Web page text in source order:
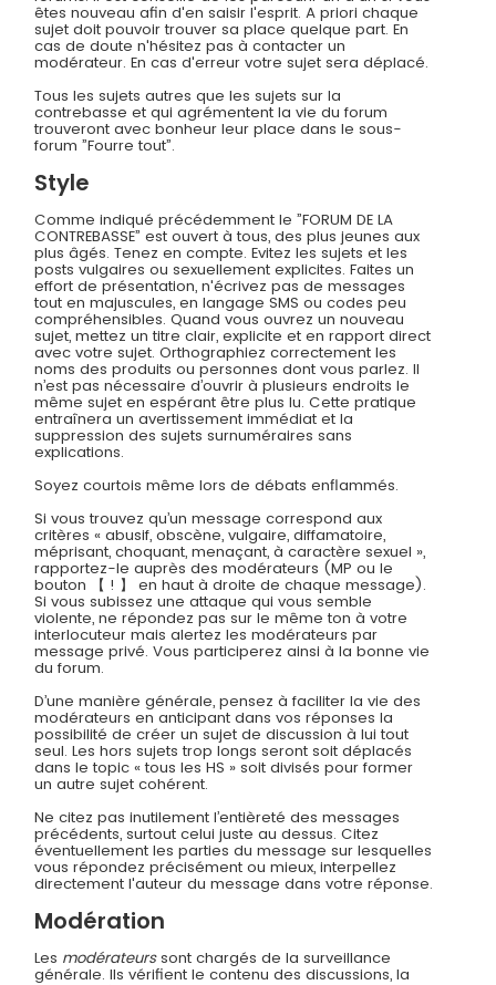
êtes nouveau afin d'en saisir l'esprit. A priori chaque
sujet doit pouvoir trouver sa place quelque part. En
cas de doute n'hésitez pas à contacter un
modérateur. En cas d'erreur votre sujet sera déplacé.
Tous les sujets autres que les sujets sur la
contrebasse et qui agrémentent la vie du forum
trouveront avec bonheur leur place dans le sous-
forum ”Fourre tout”.
Style
Comme indiqué précédemment le ”FORUM DE LA
CONTREBASSE” est ouvert à tous, des plus jeunes aux
plus âgés. Tenez en compte. Evitez les sujets et les
posts vulgaires ou sexuellement explicites. Faites un
effort de présentation, n'écrivez pas de messages
tout en majuscules, en langage SMS ou codes peu
compréhensibles. Quand vous ouvrez un nouveau
sujet, mettez un titre clair, explicite et en rapport direct
avec votre sujet. Orthographiez correctement les
noms des produits ou personnes dont vous parlez. Il
n’est pas nécessaire d’ouvrir à plusieurs endroits le
même sujet en espérant être plus lu. Cette pratique
entraînera un avertissement immédiat et la
suppression des sujets surnuméraires sans
explications.
Soyez courtois même lors de débats enflammés.
Si vous trouvez qu’un message correspond aux
critères « abusif, obscène, vulgaire, diffamatoire,
méprisant, choquant, menaçant, à caractère sexuel »,
rapportez-le auprès des modérateurs (MP ou le
bouton 【 ! 】 en haut à droite de chaque message).
Si vous subissez une attaque qui vous semble
violente, ne répondez pas sur le même ton à votre
interlocuteur mais alertez les modérateurs par
message privé. Vous participerez ainsi à la bonne vie
du forum.
D’une manière générale, pensez à faciliter la vie des
modérateurs en anticipant dans vos réponses la
possibilité de créer un sujet de discussion à lui tout
seul. Les hors sujets trop longs seront soit déplacés
dans le topic « tous les HS » soit divisés pour former
un autre sujet cohérent.
Ne citez pas inutilement l’entièreté des messages
précédents, surtout celui juste au dessus. Citez
éventuellement les parties du message sur lesquelles
vous répondez précisément ou mieux, interpellez
directement l'auteur du message dans votre réponse.
Modération
Les modérateurssont chargés de la surveillance
générale. Ils vérifient le contenu des discussions, la